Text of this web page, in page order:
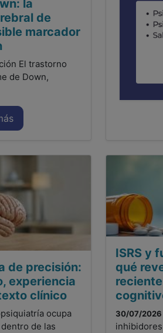
la
de
marcador
El trastorno
de Down,
de precisión:
experiencia
clínico
ocupa
de las
ISRS y
qué
30/07/2026